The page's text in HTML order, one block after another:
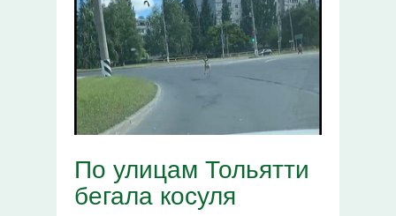
По улицам Тольятти
бегала косуля